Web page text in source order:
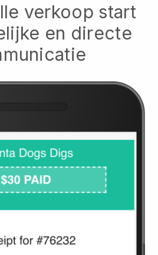
verkoop start
en directe